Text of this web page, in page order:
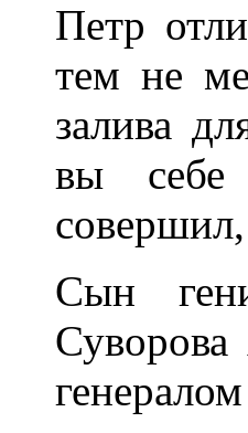
Петр
тем не
залива
вы себе
Сын